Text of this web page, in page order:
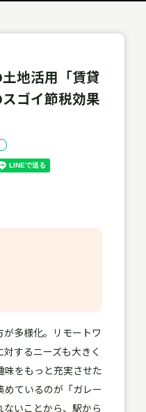
地活用「賃貸
ゴイ節税効果
多様化。リモートワ
するニーズも大きく
をもっと充実させた
ているのが「ガレー
いことから、駅から